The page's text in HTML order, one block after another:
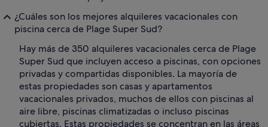
¿Cuáles son los mejores alquileres vacacionales con
piscina cerca de Plage Super Sud?
Hay más de 350 alquileres vacacionales cerca de Plage
Super Sud que incluyen acceso a piscinas, con opciones
privadas y compartidas disponibles. La mayoría de
estas propiedades son casas y apartamentos
vacacionales privados, muchos de ellos con piscinas al
aire libre, piscinas climatizadas o incluso piscinas
cubiertas. Estas propiedades se concentran en las áreas